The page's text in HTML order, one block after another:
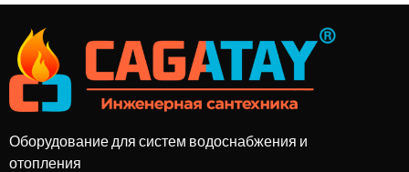
Оборудование для систем водоснабжения и
отопления